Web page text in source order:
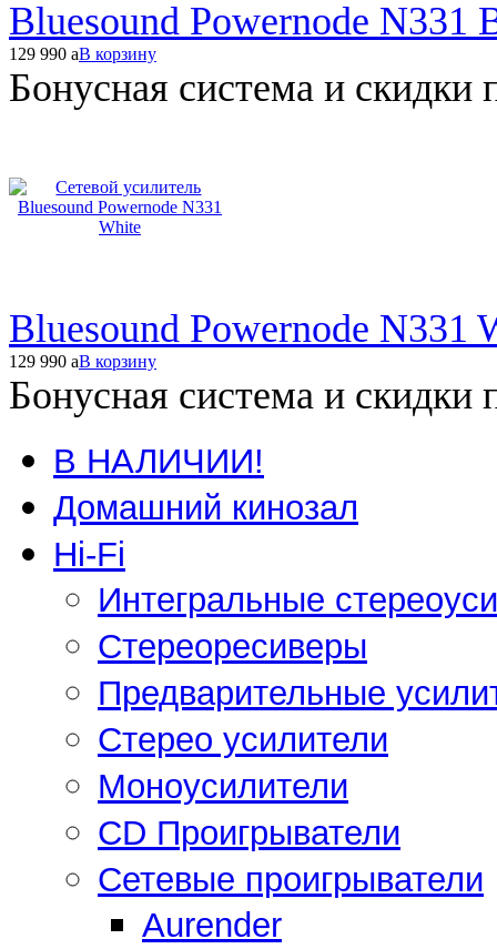
Bluesound Powernode N331
129 990 aВ корзину
Бонусная система и скидки
Bluesound Powernode N331
129 990 aВ корзину
Бонусная система и скидки
В НАЛИЧИИ!
Домашний кинозал
Hi-Fi
Интегральные
Стереоресиверы
Предварительные
Стерео усилители
Моноусилители
CD Проигрыватели
Сетевые проигрыватели
Aurender